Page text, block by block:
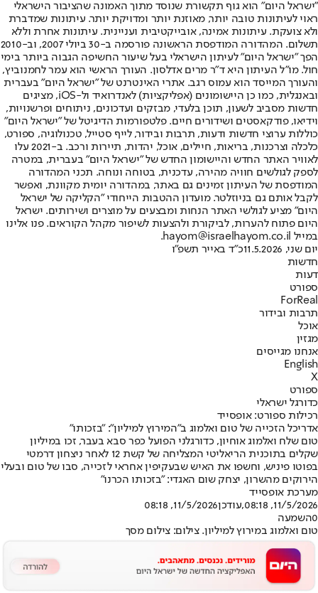
"ישראל היום" הוא גוף תקשורת שנוסד מתוך האמונה שהציבור הישראלי
ראוי לעיתונות טובה יותר, מאוזנת יותר ומדויקת יותר. עיתונות שמדברת
ולא צועקת. עיתונות אמינה, אובייקטיבית ועניינית. עיתונות אחרת וללא
תשלום. המהדורה המודפסת הראשונה פורסמה ב-30 ביולי 2007, וב-2010
הפך "ישראל היום" לעיתון הישראלי בעל שיעור החשיפה הגבוה ביותר בימי
חול. מו"ל העיתון היא ד"ר מרים אדלסון. העורך הראשי הוא עמר לחמנוביץ,
והעורך המייסד הוא עמוס רגב. אתרי האינטרנט של "ישראל היום" בעברית
ובאנגלית, כמו כן היישומונים (אפליקציות) לאנדרואיד ול-iOS, מציגים
חדשות מסביב לשעון, תוכן בלעדי, מבזקים ועדכונים, ניתוחים ופרשנויות,
וידיאו, פודקאסטים ושידורים חיים. פלטפורמות הדיגיטל של "ישראל היום"
כוללות ערוצי חדשות ודעות, תרבות ובידור, לייף סטייל, טכנולוגיה, ספורט,
כלכלה וצרכנות, בריאות, חיילים, אוכל, יהדות, תיירות ורכב. ב-2021 עלו
לאוויר האתר החדש והיישומון החדש של "ישראל היום" בעברית, במטרה
לספק לגולשים חוויה מהירה, עדכנית, בטוחה ונוחה. תכני המהדורה
המודפסת של העיתון זמינים גם באתר, במהדורה יומית מקוונת, ואפשר
לקבל אותם גם בניוזלטר. מועדון ההטבות הייחודי "הקליקה של ישראל
היום" מציע לגולשי האתר הנחות ומבצעים על מוצרים ושירותים. ישראל
היום פתוח להערות, לביקורת ולהצעות לשיפור מקהל הקוראים. פנו אלינו
במייל hayom@israelhayom.co.il.
יום שני, 11.5.2026
כ"ד באייר תשפ"ו
חדשות
דעות
ספורט
ForReal
תרבות ובידור
אוכל
מגזין
אנחנו מגייסים
English
X
ספורט
כדורגל ישראלי
רכילות ספורט: אופסייד
אדריכל הזכייה של טום ואלמוג ב"המירוץ למיליון": "בזכותו"
טום שלח ואלמוג אוחיון, כדורגלני הפועל כפר סבא בעבר, זכו במיליון
שקלים בתוכנית הריאליטי המצליחה של קשת 12 לאחר ניצחון דרמטי
בפוטו פיניש, וחשפו את האיש שבעקיפין אחראי לזכייה, סבו של טום ובעלי
הירוקים מהשרון, יצחק שום האגדי: "בזכותו הכרנו"
מערכת אופסייד
11/5/2026, 08:18
,עודכן11/5/2026, 08:18
0השמעה
טום ואלמוג במירוץ למיליון. צילום: צילום מסך